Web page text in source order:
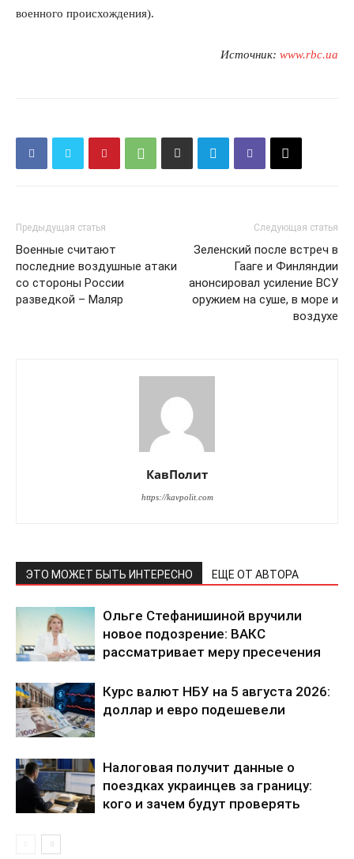
военного происхождения).
Источник: www.rbc.ua
Предыдущая статья
Военные считают
последние воздушные атаки
со стороны России
разведкой – Маляр
Следующая статья
Зеленский после встреч в
Гааге и Финляндии
анонсировал усиление ВСУ
оружием на суше, в море и
воздухе
КавПолит
https://kavpolit.com
ЭТО МОЖЕТ БЫТЬ ИНТЕРЕСНО ЕЩЕ ОТ АВТОРА
Ольге Стефанишиной вручили
новое подозрение: ВАКС
рассматривает меру пресечения
Курс валют НБУ на 5 августа 2026:
доллар и евро подешевели
Налоговая получит данные о
поездках украинцев за границу:
кого и зачем будут проверять